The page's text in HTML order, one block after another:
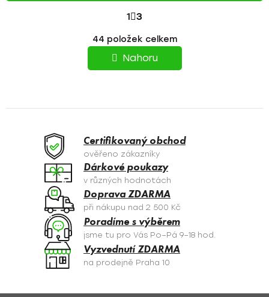
v
l
á
c
r
v
k
y
v
ý
p
i
s
u
S
T
R
Á
K
O
V
Á
N
Í
1 3
44 položek celkem
Nahoru
Certifikovaný obchod
ověřeno zákazníky
Dárkové poukazy
v různých hodnotách
Doprava ZDARMA
při nákupu nad 2 500 Kč
Poradíme s výběrem
jsme tu pro Vás Po–Pá 9–18 hod.
Vyzvednutí ZDARMA
na prodejně Praha 10